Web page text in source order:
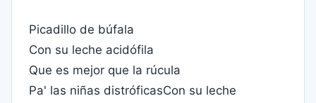
Picadillo de búfala
Con su leche acidófila
Que es mejor que la rúcula
Pa' las niñas distróficasCon su leche